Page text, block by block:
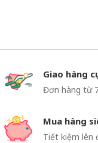
Giao hàng
Đơn hàng từ
Mua hàng
Tiết kiệm lên